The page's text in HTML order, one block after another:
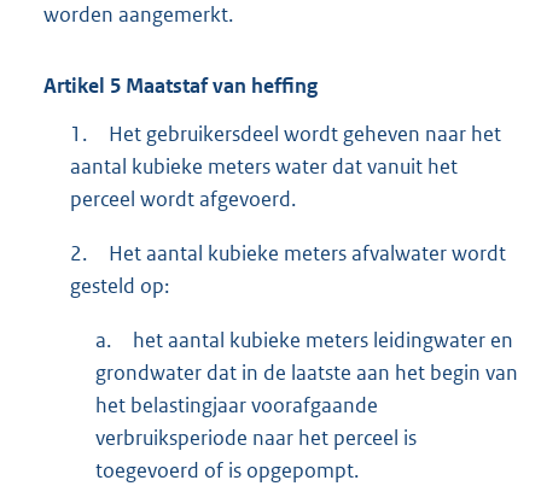
worden aangemerkt.
Artikel 5 Maatstaf van heffing
1.
Het gebruikersdeel wordt geheven naar het
aantal kubieke meters water dat vanuit het
perceel wordt afgevoerd.
2.
Het aantal kubieke meters afvalwater wordt
gesteld op:
a.
het aantal kubieke meters leidingwater en
grondwater dat in de laatste aan het begin van
het belastingjaar voorafgaande
verbruiksperiode naar het perceel is
toegevoerd of is opgepompt.